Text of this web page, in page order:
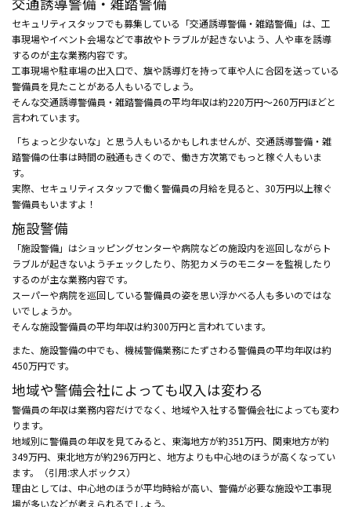
セキュリティスタッフでも募集している「交通誘導警備・雑踏警備」は、工
事現場やイベント会場などで事故やトラブルが起きないよう、人や車を誘導
するのが主な業務内容です。
工事現場や駐車場の出入口で、旗や誘導灯を持って車や人に合図を送っている
警備員を見たことがある人もいるでしょう。
そんな交通誘導警備員・雑踏警備員の平均年収は約220万円～260万円ほどと
言われています。
「ちょっと少ないな」と思う人もいるかもしれませんが、交通誘導警備・雑
踏警備の仕事は時間の融通もきくので、働き方次第でもっと稼ぐ人もいま
す。
実際、セキュリティスタッフで働く警備員の月給を見ると、30万円以上稼ぐ
警備員もいますよ！
施設警備
「施設警備」はショッピングセンターや病院などの施設内を巡回しながらト
ラブルが起きないようチェックしたり、防犯カメラのモニターを監視したり
するのが主な業務内容です。
スーパーや病院を巡回している警備員の姿を思い浮かべる人も多いのではな
いでしょうか。
そんな施設警備員の平均年収は約300万円と言われています。
また、施設警備の中でも、機械警備業務にたずさわる警備員の平均年収は約
450万円です。
地域や警備会社によっても収入は変わる
警備員の年収は業務内容だけでなく、地域や入社する警備会社によっても変わ
ります。
地域別に警備員の年収を見てみると、東海地方が約351万円、関東地方が約
349万円、東北地方が約296万円と、地方よりも中心地のほうが高くなってい
ます。（引用:求人ボックス）
理由としては、中心地のほうが平均時給が高い、警備が必要な施設や工事現
場が多いなどが考えられるでしょう。